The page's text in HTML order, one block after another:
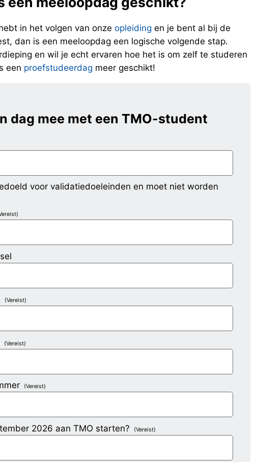
in het volgen van onze opleiding en je bent al bij de
dan is een meeloopdag een logische volgende stap.
en wil je echt ervaren hoe het is om zelf te studeren
een proefstudeerdag meer geschikt!
dag mee met een TMO-student
voor validatiedoeleinden en moet niet worden
(Vereist)
(Vereist)
(Vereist)
2026 aan TMO starten? (Vereist)